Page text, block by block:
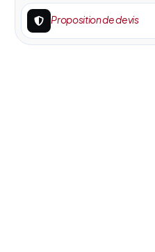
Proposition de devis